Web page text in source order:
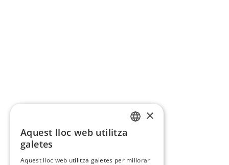
×
Aquest lloc web utilitza
galetes
Aquest lloc web utilitza galetes per millorar